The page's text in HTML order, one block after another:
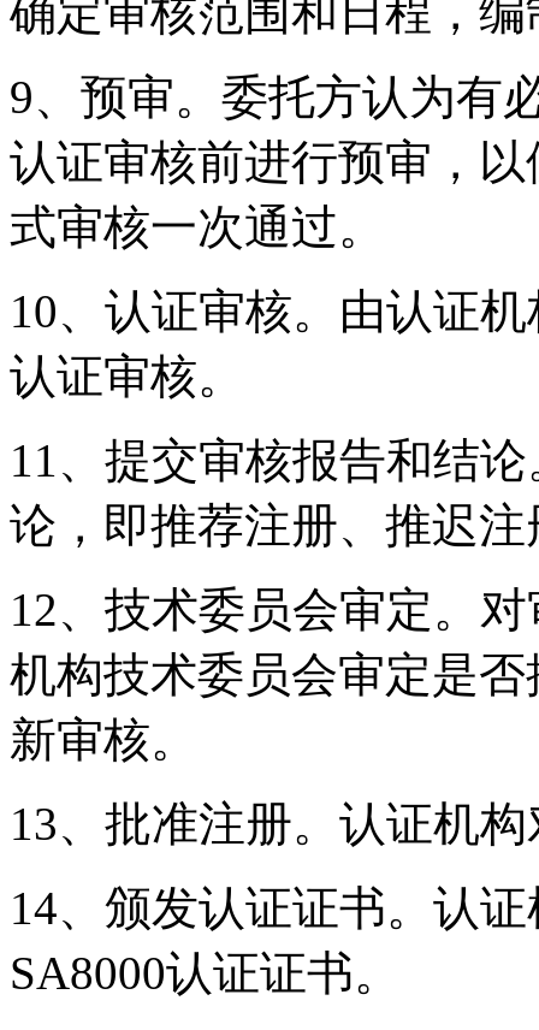
确定审核范围和日程，
9、预审。委托方认为有
认证审核前进行预审，
式审核一次通过。
10、认证审核。由认证
认证审核。
11、提交审核报告和结
论，即推荐注册、推迟
12、技术委员会审定。
机构技术委员会审定是
新审核。
13、批准注册。认证机
14、颁发认证证书。认
SA8000认证证书。